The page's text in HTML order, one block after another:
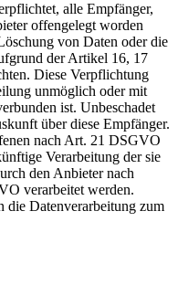
alle Empfänger,
offengelegt worden
von Daten oder die
der Artikel 16, 17
Diese Verpflichtung
unmöglich oder mit
ist. Unbeschadet
über diese Empfänger.
nach Art. 21 DSGVO
Verarbeitung der sie
den Anbieter nach
verarbeitet werden.
die Datenverarbeitung zum